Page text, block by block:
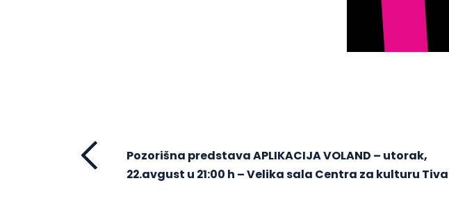
Pozorišna predstava APLIKACIJA VOLAND – utorak,
22.avgust u 21:00 h – Velika sala Centra za kulturu